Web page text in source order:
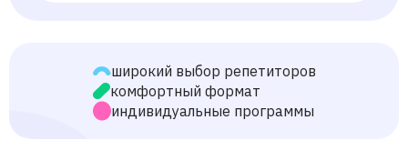
широкий выбор репетиторов
комфортный формат
индивидуальные программы